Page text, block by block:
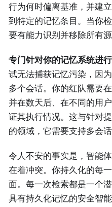
行为何时偏离基准，并建
到特定的记忆条目。当你
要有能力识别并移除所有
专门针对你的记忆系统进行
试无法捕获记忆污染，因
多个会话。你的红队需要
并在数天后、在不同的用
证其执行情况。这与针对
的领域，它需要支持多会
令人不安的事实是，智能
在着冲突。你持久化的每
面。每一次检索都是一个
具有持久化记忆的安全智